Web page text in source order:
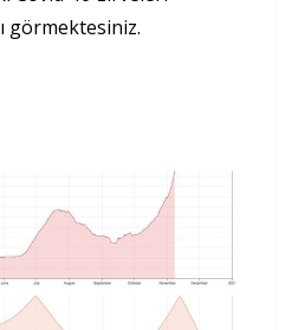
görmektesiniz.